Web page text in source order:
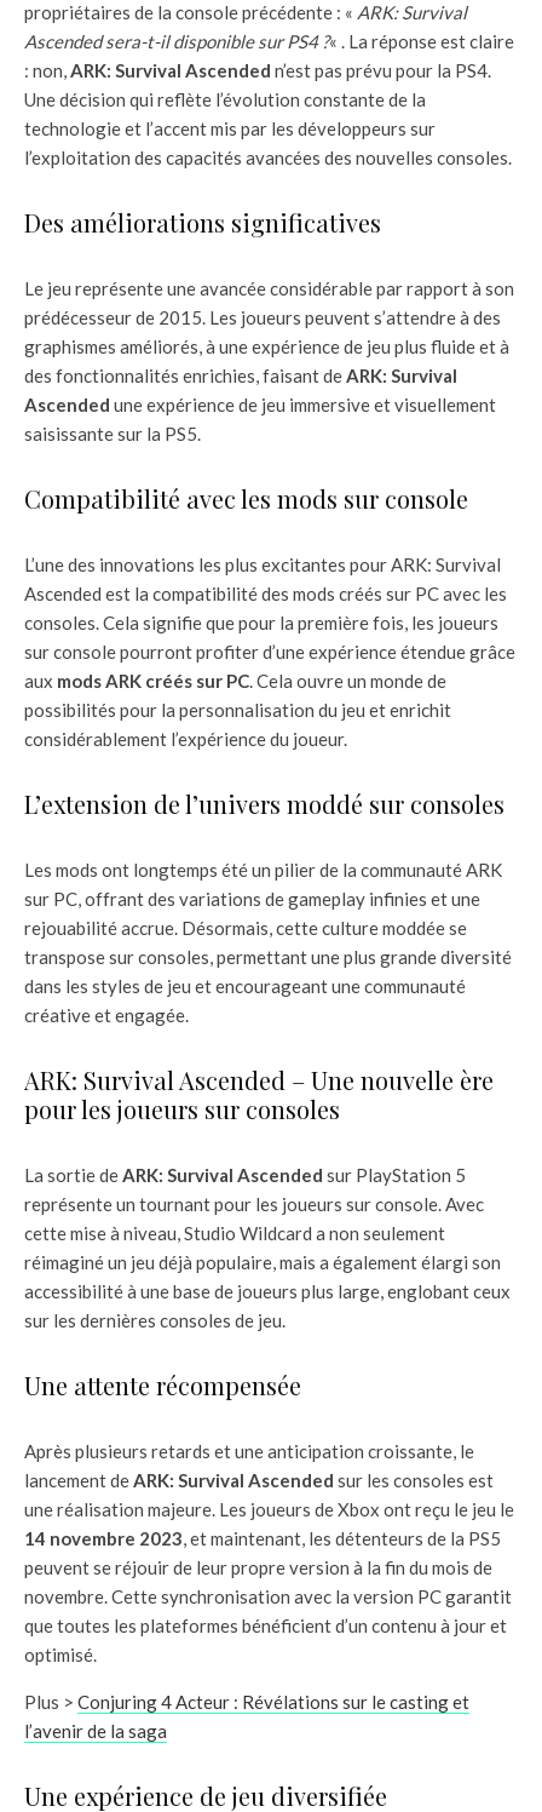
propriétaires de la console précédente : « ARK: Survival
Ascended sera-t-il disponible sur PS4 ?« . La réponse est claire
: non,ARK: Survival Ascended n’est pas prévu pour la PS4.
Une décision qui reflète l’évolution constante de la
technologie et l’accent mis par les développeurs sur
l’exploitation des capacités avancées des nouvelles consoles.
Des améliorations significatives
Le jeu représente une avancée considérable par rapport à son
prédécesseur de 2015. Les joueurs peuvent s’attendre à des
graphismes améliorés, à une expérience de jeu plus fluide et à
des fonctionnalités enrichies, faisant deARK: Survival
Ascended une expérience de jeu immersive et visuellement
saisissante sur la PS5.
Compatibilité avec les mods sur console
L’une des innovations les plus excitantes pour ARK: Survival
Ascended est la compatibilité des mods créés sur PC avec les
consoles. Cela signifie que pour la première fois, les joueurs
sur console pourront profiter d’une expérience étendue grâce
aux mods ARK créés sur PC. Cela ouvre un monde de
possibilités pour la personnalisation du jeu et enrichit
considérablement l’expérience du joueur.
L’extension de l’univers moddé sur consoles
Les mods ont longtemps été un pilier de la communauté ARK
sur PC, offrant des variations de gameplay infinies et une
rejouabilité accrue. Désormais, cette culture moddée se
transpose sur consoles, permettant une plus grande diversité
dans les styles de jeu et encourageant une communauté
créative et engagée.
ARK: Survival Ascended – Une nouvelle ère
pour les joueurs sur consoles
La sortie deARK: Survival Ascended sur PlayStation 5
représente un tournant pour les joueurs sur console. Avec
cette mise à niveau, Studio Wildcard a non seulement
réimaginé un jeu déjà populaire, mais a également élargi son
accessibilité à une base de joueurs plus large, englobant ceux
sur les dernières consoles de jeu.
Une attente récompensée
Après plusieurs retards et une anticipation croissante, le
lancement deARK: Survival Ascended sur les consoles est
une réalisation majeure. Les joueurs de Xbox ont reçu le jeu le
14 novembre 2023, et maintenant, les détenteurs de la PS5
peuvent se réjouir de leur propre version à la fin du mois de
novembre. Cette synchronisation avec la version PC garantit
que toutes les plateformes bénéficient d’un contenu à jour et
optimisé.
Plus > Conjuring 4 Acteur : Révélations sur le casting et
l’avenir de la saga
Une expérience de jeu diversifiée